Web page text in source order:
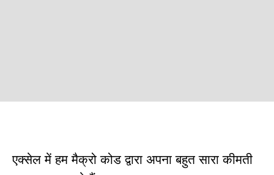
एक्सेल में हम मैक्रो कोड द्वारा अपना बहुत सारा कीमती